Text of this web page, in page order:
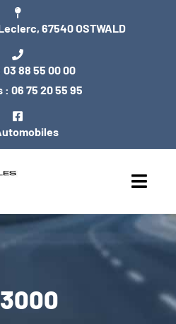
67540 OSTWALD
03 88 55 00 00
: 06 75 20 55 95